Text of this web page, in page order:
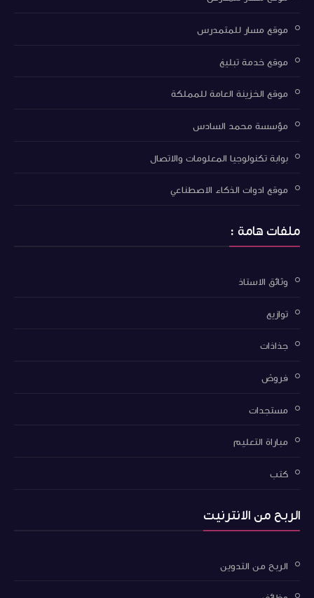
موقع مسار للمتمدرس
موقع خدمة تبليغ
موقع الخزينة العامة للمملكة
مؤسسة محمد السادس
بوابة تكنولوجيا المعلومات والاتصال
موقع ادوات الذكاء الاصطناعي
ملفات هامة :
وثائق الاستاذ
توازيع
جذاذات
فروض
مستجدات
مباراة التعليم
كتب
الربح من الانترنيت
الربح من التدوين